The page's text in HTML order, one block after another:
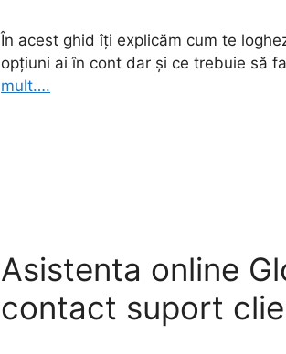
În acest ghid îți explicăm cum te
opțiuni ai în cont dar și ce trebuie să
mult….
Asistenta online
contact suport